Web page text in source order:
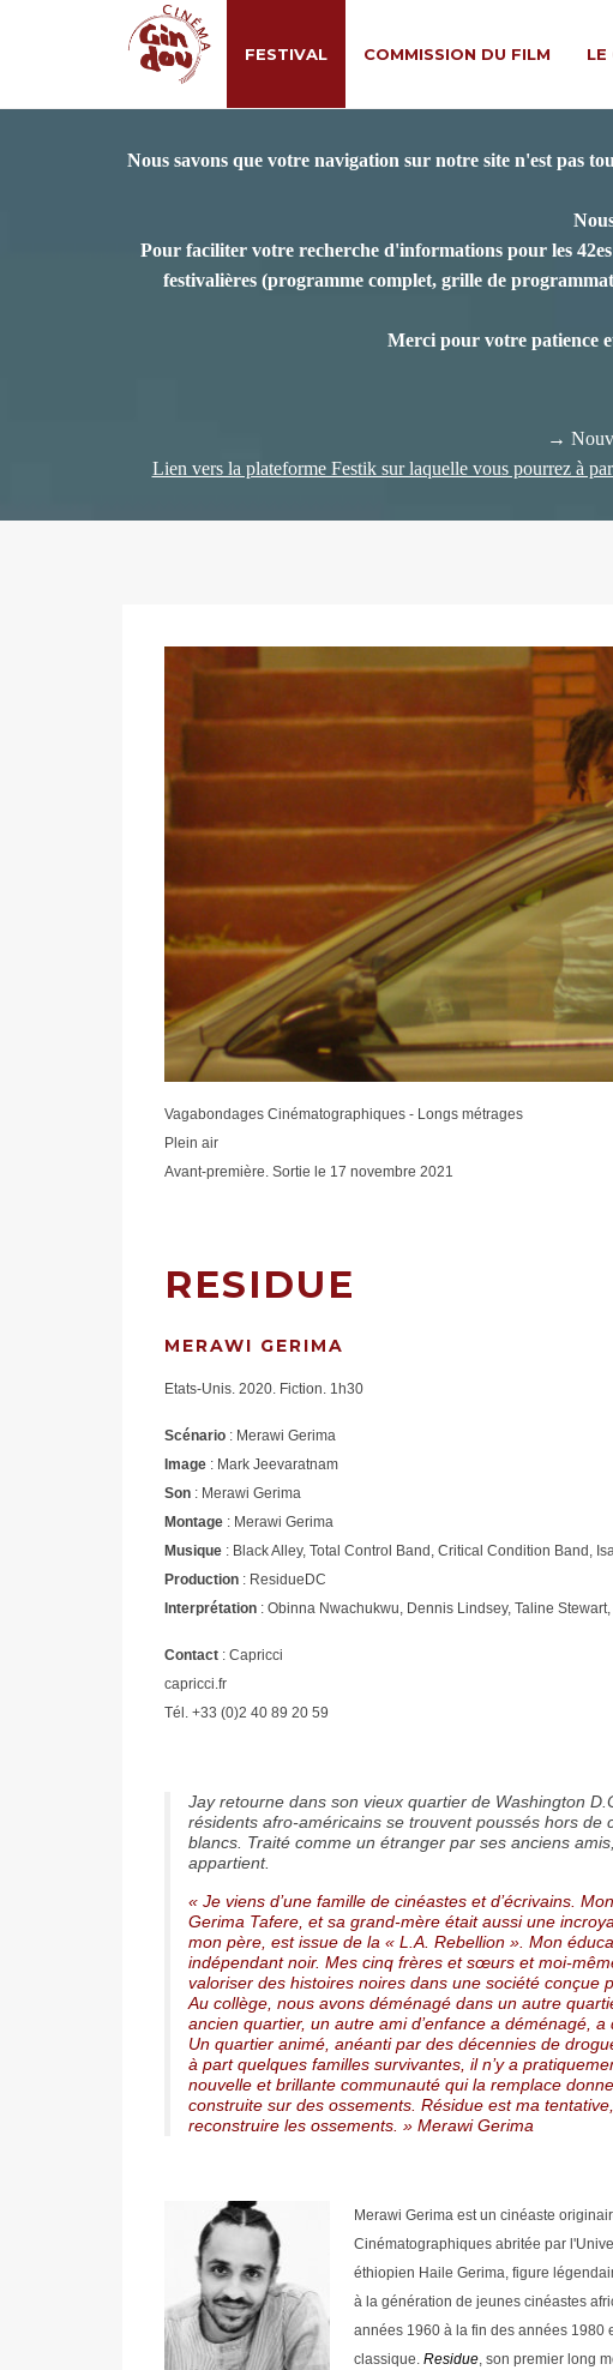
FESTIVAL COMMISSION DU FILM LE
Nous savons que votre navigation sur notre site n'est pas
Pour faciliter votre recherche d'informations pour les
festivalières (programme complet, grille de
Merci pour votre patience
→
Lien vers la plateforme Festik sur laquelle vous pourrez à
Vagabondages Cinématographiques - Longs métrages
Plein air
Avant-première. Sortie le 17 novembre 2021
RESIDUE
MERAWI GERIMA
Etats-Unis. 2020. Fiction. 1h30
Scénario : Merawi Gerima
Image : Mark Jeevaratnam
Son : Merawi Gerima
Montage : Merawi Gerima
Musique : Black Alley, Total Control Band, Critical Condition Band,
Production : ResidueDC
Interprétation : Obinna Nwachukwu, Dennis Lindsey, Taline
Contact : Capricci
capricci.fr
Tél. +33 (0)2 40 89 20 59
Jay retourne dans son vieux quartier de Washington
résidents afro-américains se trouvent poussés hors
blancs. Traité comme un étranger par ses anciens
appartient.
« Je viens d’une famille de cinéastes et d’écrivains.
Gerima Tafere, et sa grand-mère était aussi une
mon père, est issue de la « L.A. Rebellion ». Mon
indépendant noir. Mes cinq frères et sœurs et moi-
valoriser des histoires noires dans une société conçue
Au collège, nous avons déménagé dans un autre
ancien quartier, un autre ami d’enfance a déménagé,
Un quartier animé, anéanti par des décennies de
à part quelques familles survivantes, il n’y a
nouvelle et brillante communauté qui la remplace
construite sur des ossements. Résidue est ma
reconstruire les ossements. » Merawi Gerima
Merawi Gerima est un cinéaste
Cinématographiques abritée par
éthiopien Haile Gerima, figure
à la génération de jeunes cinéastes
années 1960 à la fin des années 1980
classique. Residue, son premier long